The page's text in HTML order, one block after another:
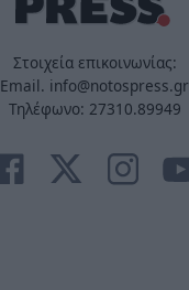
Στοιχεία επικοινωνίας:
Email. info@notospress.gr
Τηλέφωνο: 27310.89949